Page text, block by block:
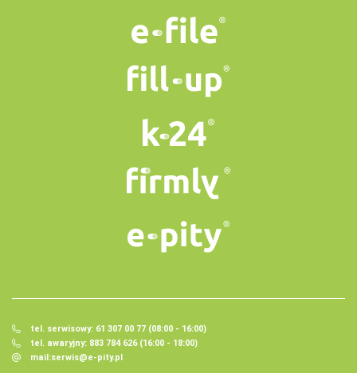
tel. serwisowy: 61 307 00 77 (08:00 - 16:00)
tel. awaryjny: 883 784 626 (16:00 - 18:00)
mail:serwis@e-pity.pl